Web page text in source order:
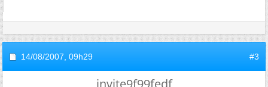
14/08/2007, 09h29 #3
invite9f99fedf